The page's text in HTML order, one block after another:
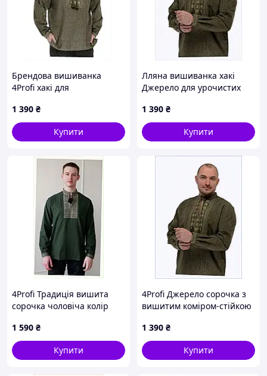
Брендова вишиванка
4Profi хакі для
86C13905M
1 390 ₴
Купити
Лляна вишиванка хакі
Джерело для урочистих
1 390 ₴
Купити
4Profi Традиція вишита
сорочка чоловіча колір
1 590 ₴
Купити
4Profi Джерело сорочка з
вишитим коміром-стійкою
1 390 ₴
Купити